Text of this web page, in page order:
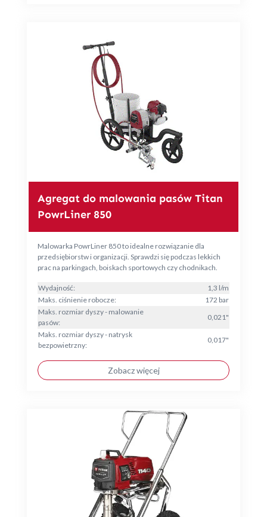
Agregat do malowania pasów Titan
PowrLiner 850
Malowarka PowrLiner 850 to idealne rozwiązanie dla
przedsiębiorstw i organizacji. Sprawdzi się podczas lekkich
prac na parkingach, boiskach sportowych czy chodnikach.
Wydajność:
1,3 l/m
Maks. ciśnienie robocze:
172 bar
Maks. rozmiar dyszy - malowanie
pasów:
0,021"
Maks. rozmiar dyszy - natrysk
bezpowietrzny:
0,017"
Zobacz więcej